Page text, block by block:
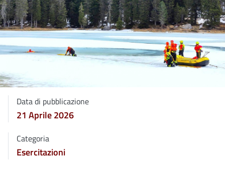
Data di pubblicazione
21 Aprile 2026
Categoria
Esercitazioni